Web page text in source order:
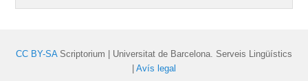
CC BY-SAScriptorium | Universitat de Barcelona. Serveis Lingüístics
Avís legal